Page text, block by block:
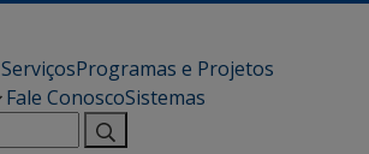
ServiçosProgramas e Projetos
Fale ConoscoSistemas